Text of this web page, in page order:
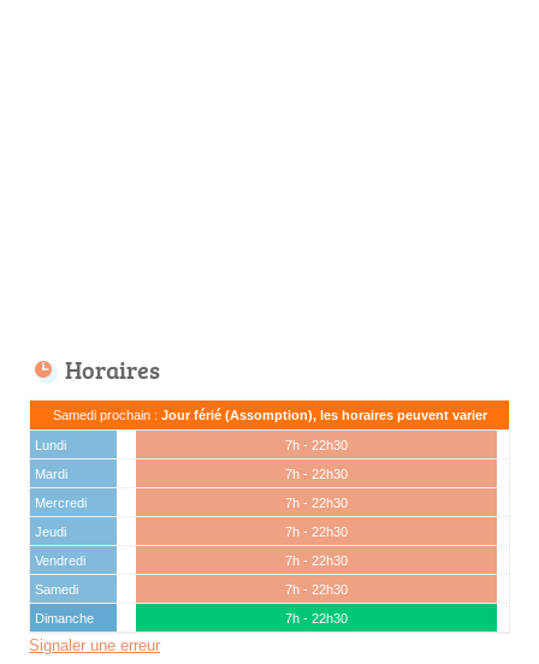
Horaires
Samedi prochain : Jour férié (Assomption), les horaires peuvent varier
Lundi
7h - 22h30
Mardi
7h - 22h30
Mercredi
7h - 22h30
Jeudi
7h - 22h30
Vendredi
7h - 22h30
Samedi
7h - 22h30
Dimanche
7h - 22h30
Signaler une erreur